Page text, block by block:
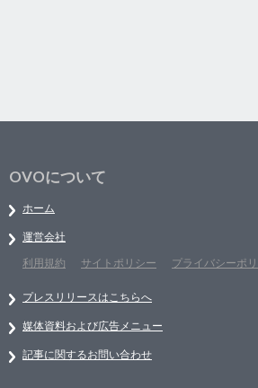
OVOについて
ホーム
運営会社
利用規約
サイトポリシー プライバシーポ
プレスリリースはこちらへ
媒体資料および広告メニュー
記事に関するお問い合わせ